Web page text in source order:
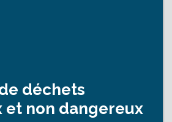
déchets
et non dangereux